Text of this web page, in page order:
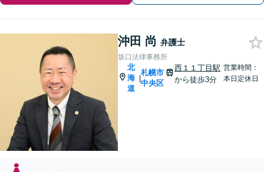
沖田 尚 弁護士
坂口法律事務所
北
海
道
|
札幌市
中央区
西１１丁目駅
から徒歩3分
営業時間：
本日定休日